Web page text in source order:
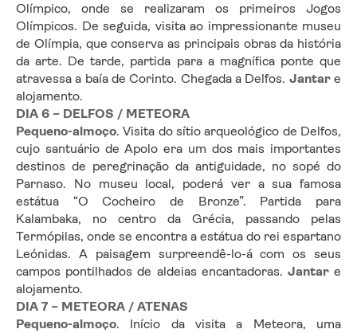
Olímpico, onde se realizaram os primeiros Jogos
Olímpicos. De seguida, visita ao impressionante museu
de Olímpia, que conserva as principais obras da história
da arte. De tarde, partida para a magnífica ponte que
atravessa a baía de Corinto. Chegada a Delfos. Jantar e
alojamento.
DIA 6 – DELFOS / METEORA
Pequeno-almoço. Visita do sítio arqueológico de Delfos,
cujo santuário de Apolo era um dos mais importantes
destinos de peregrinação da antiguidade, no sopé do
Parnaso. No museu local, poderá ver a sua famosa
estátua “O Cocheiro de Bronze”. Partida para
Kalambaka, no centro da Grécia, passando pelas
Termópilas, onde se encontra a estátua do rei espartano
Leónidas. A paisagem surpreendê-lo-á com os seus
campos pontilhados de aldeias encantadoras. Jantar e
alojamento.
DIA 7 – METEORA / ATENAS
Pequeno-almoço. Início da visita a Meteora, uma